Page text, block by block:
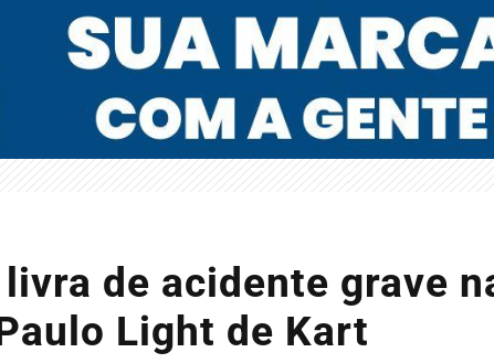
de acidente grave
Light de Kart